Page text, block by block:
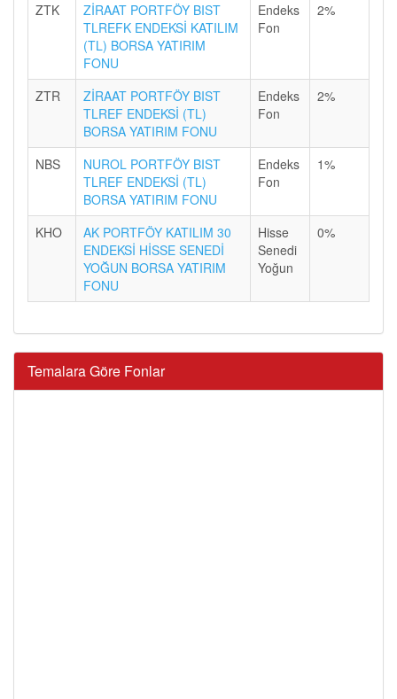
ZTK
ZİRAAT PORTFÖY BIST
TLREFK ENDEKSİ KATILIM
(TL) BORSA YATIRIM
FONU
Endeks
Fon
2%
ZTR
ZİRAAT PORTFÖY BIST
TLREF ENDEKSİ (TL)
BORSA YATIRIM FONU
Endeks
Fon
2%
NBS
NUROL PORTFÖY BIST
TLREF ENDEKSİ (TL)
BORSA YATIRIM FONU
Endeks
Fon
1%
KHO
AK PORTFÖY KATILIM 30
ENDEKSİ HİSSE SENEDİ
YOĞUN BORSA YATIRIM
FONU
Hisse
Senedi
Yoğun
0%
Temalara Göre Fonlar